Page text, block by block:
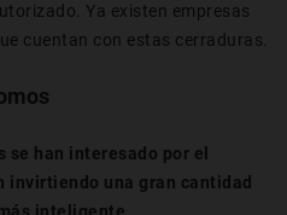
Ya existen empresas
cuentan con estas cerraduras.
se han interesado por el
una gran cantidad